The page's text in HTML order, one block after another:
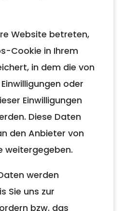
Website betreten,
Cookie in Ihrem
in dem die von
oder
Einwilligungen
Diese Daten
den Anbieter von
weitergegeben.
werden
Sie uns zur
bzw. das